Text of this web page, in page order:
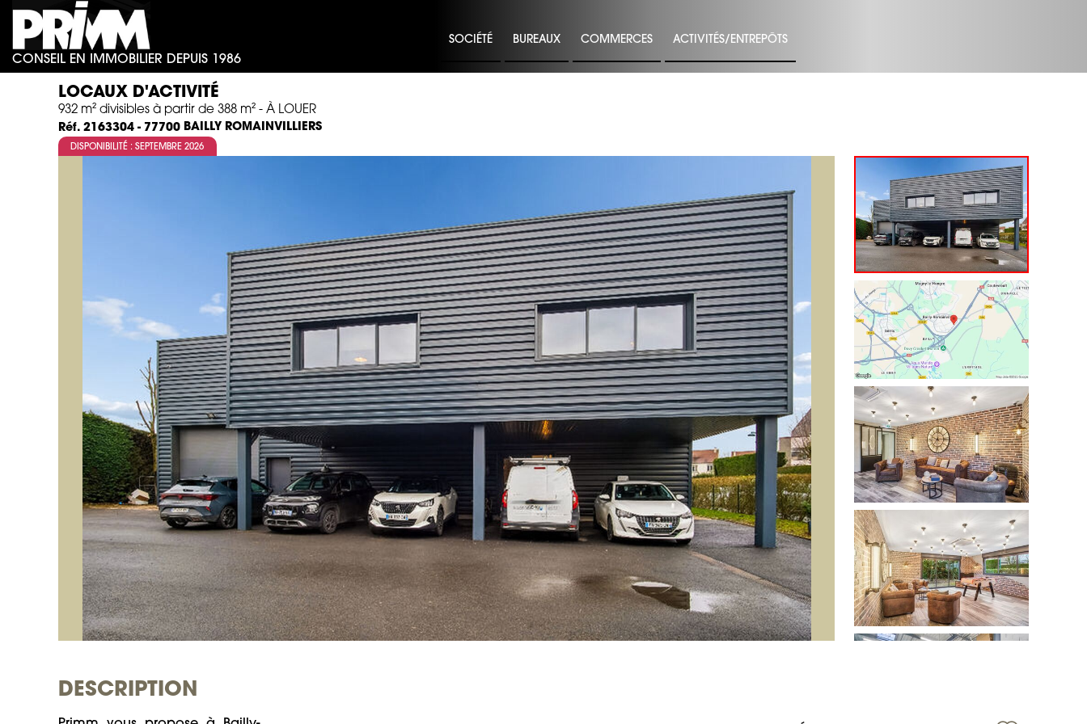
CONSEIL EN IMMOBILIER DEPUIS 1986
SOCIÉTÉ BUREAUX COMMERCES ACTIVITÉS/ENTREPÔTS
LOCAUX D'ACTIVITÉ
932 m² divisibles à partir de 388 m² - À LOUER
Réf. 2163304 - 77700 BAILLY ROMAINVILLIERS
DISPONIBILITÉ : SEPTEMBRE 2026
DESCRIPTION